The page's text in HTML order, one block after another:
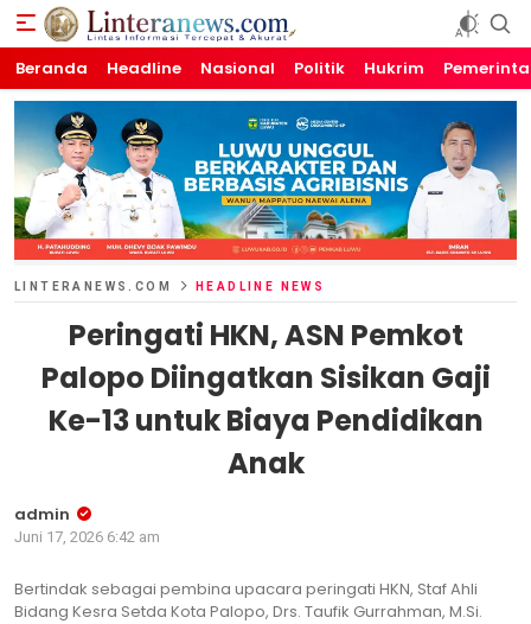
Linteranews.com
Lintas Informasi Tercepat dan Akurat
Beranda Headline Nasional Politik Hukrim
LINTERANEWS.COM HEADLINE NEWS
Peringati HKN, ASN Pemkot
Palopo Diingatkan Sisikan Gaji
Ke-13 untuk Biaya Pendidikan
Anak
admin
Juni 17, 2026 6:42 am
Bertindak sebagai pembina upacara peringati HKN, Staf Ahli
Bidang Kesra Setda Kota Palopo, Drs. Taufik Gurrahman, M.Si.